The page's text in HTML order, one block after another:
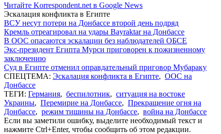
Читайте Korrespondent.net в Google News
Эскалация конфликта в Египте
ВСУ несут потери на Донбассе второй день подряд
Кремль отреагировал на удары Bayraktar на Донбассе
В ООС опасаются эскалации без наблюдателей ОБСЕ
Экс-президент Египта Мурси приговорен к пожизненному
заключению
Суд в Египте отменил оправдательный приговор Мубараку
СПЕЦТЕМА: Эскалация конфликта в Египте, ООС на
Донбассе
ТЕГИ: Германия, беспилотник, ситуация на востоке
Украины, Перемирие на Донбассе, Прекращение огня на
Донбассе, режим тишины на Донбассе, война на Донбассе
Если вы заметили ошибку, выделите необходимый текст и
нажмите Ctrl+Enter, чтобы сообщить об этом редакции.